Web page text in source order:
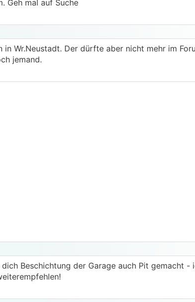
Geh mal auf Suche
Wr.Neustadt. Der dürfte aber nicht mehr im
jemand.
Beschichtung der Garage auch Pit gemacht -